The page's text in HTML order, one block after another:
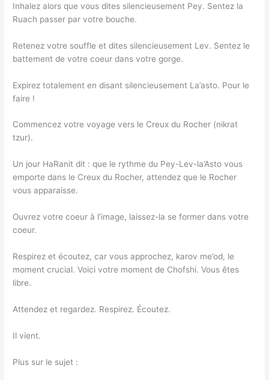
Inhalez alors que vous dites silencieusement Pey. Sentez la
Ruach passer par votre bouche.
Retenez votre souffle et dites silencieusement Lev. Sentez le
battement de votre coeur dans votre gorge.
Expirez totalement en disant silencieusement La’asto. Pour le
faire !
Commencez votre voyage vers le Creux du Rocher (nikrat
tzur).
Un jour HaRanit dit : que le rythme du Pey-Lev-la’Asto vous
emporte dans le Creux du Rocher, attendez que le Rocher
vous apparaisse.
Ouvrez votre coeur à l’image, laissez-la se former dans votre
coeur.
Respirez et écoutez, car vous approchez, karov me’od, le
moment crucial. Voici votre moment de Chofshi. Vous êtes
libre.
Attendez et regardez. Respirez. Écoutez.
Il vient.
Plus sur le sujet :